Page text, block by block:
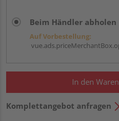
Beim Händler abholen
Auf Vorbestellung:
In den
Komplettangebot anfragen